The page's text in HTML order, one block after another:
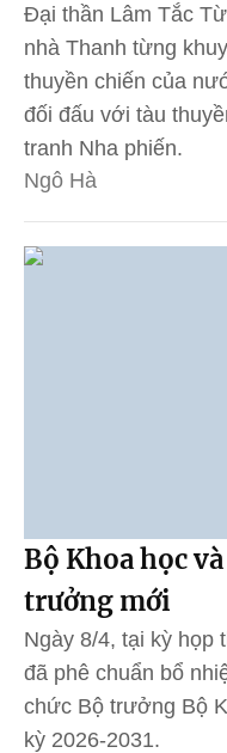
Đại thần Lâm Tắc
nhà Thanh từng
thuyền chiến của
đối đấu với tàu
tranh Nha phiến.
Ngô Hà
Bộ Khoa học
trưởng mới
Ngày 8/4, tại kỳ họp
đã phê chuẩn bổ
chức Bộ trưởng Bộ
kỳ 2026-2031.